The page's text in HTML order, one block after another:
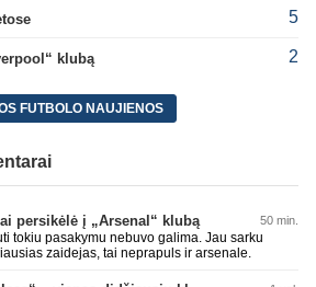
5
klubą 2
FUTBOLO NAUJIENOS
persikėlė į „Arsenal“ klubą 50 min.
tokiu pasakymu nebuvo galima. Jau sarku
zaidejas, tai neprapuls ir arsenale.